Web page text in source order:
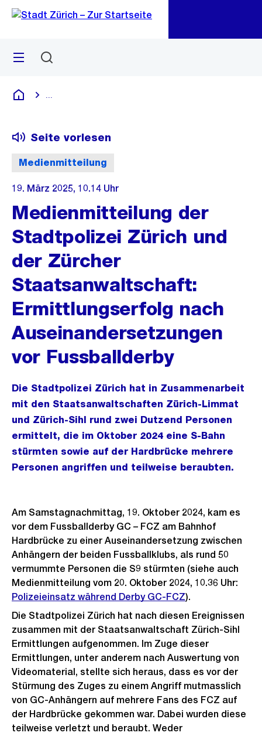
Navigation
Sprunglink
Menü
Deutsch
Medienmitteilung
Seite vorlesen
19. März 2025, 10.14 Uhr
Medienmitteilung der
Stadtpolizei Zürich und
der Zürcher
Staatsanwaltschaft:
Ermittlungserfolg nach
Auseinandersetzungen
vor Fussballderby
Die Stadtpolizei Zürich hat in Zusammenarbeit
mit den Staatsanwaltschaften Zürich-Limmat
und Zürich-Sihl rund zwei Dutzend Personen
ermittelt, die im Oktober 2024 eine S-Bahn
stürmten sowie auf der Hardbrücke mehrere
Personen angriffen und teilweise beraubten.
Am Samstagnachmittag, 19. Oktober 2024, kam es
vor dem Fussballderby GC – FCZ am Bahnhof
Hardbrücke zu einer Auseinandersetzung zwischen
Anhängern der beiden Fussballklubs, als rund 50
vermummte Personen die S9 stürmten (siehe auch
Medienmitteilung vom 20. Oktober 2024, 10.36 Uhr:
Polizeieinsatz während Derby GC-FCZ).
Die Stadtpolizei Zürich hat nach diesen Ereignissen
zusammen mit der Staatsanwaltschaft Zürich-Sihl
Ermittlungen aufgenommen. Im Zuge dieser
Ermittlungen, unter anderem nach Auswertung von
Videomaterial, stellte sich heraus, dass es vor der
Stürmung des Zuges zu einem Angriff mutmasslich
von GC-Anhängern auf mehrere Fans des FCZ auf
der Hardbrücke gekommen war. Dabei wurden diese
teilweise verletzt und beraubt. Weder